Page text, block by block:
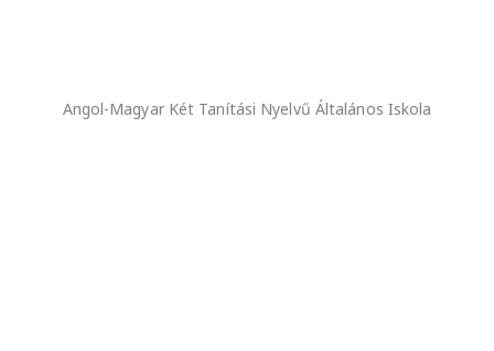
Angol-Magyar Két Tanítási Nyelvű Általános Iskola